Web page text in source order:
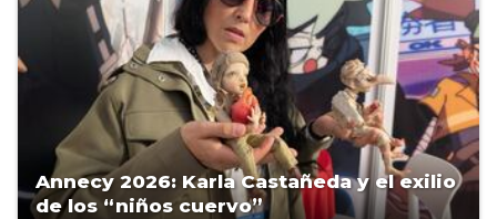
Annecy 2026: Karla Castañeda y el exilio
de los “niños cuervo”